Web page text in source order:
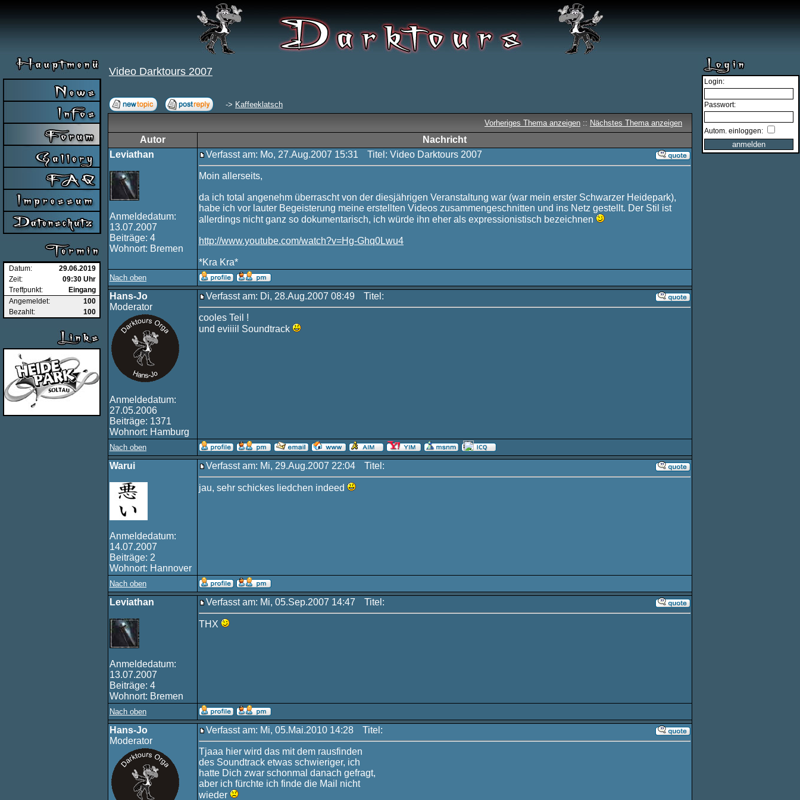
Datum:
29.06.2019
Zeit:
09:30 Uhr
Treffpunkt:
Eingang
Angemeldet:
100
Bezahlt:
100
Login:
Passwort:
Autom. einloggen:
Video Darktours 2007
-> Kaffeeklatsch
Vorheriges Thema anzeigen :: Nächstes Thema anzeigen
Autor
Nachricht
Leviathan
Anmeldedatum:
13.07.2007
Beiträge: 4
Wohnort: Bremen
Verfasst am: Mo, 27.Aug.2007 15:31 Titel: Video Darktours 2007
Moin allerseits,
da ich total angenehm überrascht von der diesjährigen Veranstaltung war (war mein erster Schwarzer Heidepark),
habe ich vor lauter Begeisterung meine erstellten Videos zusammengeschnitten und ins Netz gestellt. Der Stil ist
allerdings nicht ganz so dokumentarisch, ich würde ihn eher als expressionistisch bezeichnen
http://www.youtube.com/watch?v=Hg-Ghq0Lwu4
*Kra Kra*
Nach oben
Hans-Jo
Moderator
Anmeldedatum:
27.05.2006
Beiträge: 1371
Wohnort: Hamburg
Verfasst am: Di, 28.Aug.2007 08:49 Titel:
cooles Teil !
und eviiiil Soundtrack
Nach oben
Warui
Anmeldedatum:
14.07.2007
Beiträge: 2
Wohnort: Hannover
Verfasst am: Mi, 29.Aug.2007 22:04 Titel:
jau, sehr schickes liedchen indeed
Nach oben
Leviathan
Anmeldedatum:
13.07.2007
Beiträge: 4
Wohnort: Bremen
Verfasst am: Mi, 05.Sep.2007 14:47 Titel:
THX
Nach oben
Hans-Jo
Moderator
Verfasst am: Mi, 05.Mai.2010 14:28 Titel:
Tjaaa hier wird das mit dem rausfinden
des Soundtrack etwas schwieriger, ich
hatte Dich zwar schonmal danach gefragt,
aber ich fürchte ich finde die Mail nicht
wieder